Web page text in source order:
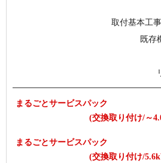
取付基本工
既存
まるごとサービスパック
(交換取り付け/～
まるごとサービスパック
(交換取り付け/